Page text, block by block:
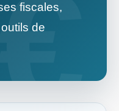
fiscales,
de